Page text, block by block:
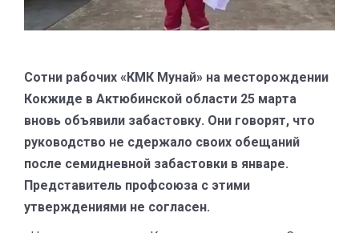
Сотни рабочих «КМК Мунай» на месторождении
Кокжиде в Актюбинской области 25 марта
вновь объявили забастовку. Они говорят, что
руководство не сдержало своих обещаний
после семидневной забастовки в январе.
Представитель профсоюза с этими
утверждениями не согласен.